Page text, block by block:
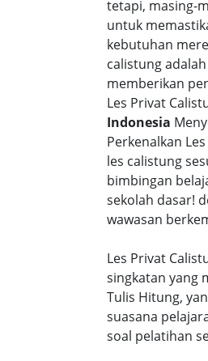
tetapi, masing-
untuk
kebutuhan
calistung
memberikan
Les Privat
Indonesia
Perkenalkan
les calistung
bimbingan
sekolah dasar!
wawasan
Les Privat
singkatan yang
Tulis Hitung,
suasana
soal pelatihan